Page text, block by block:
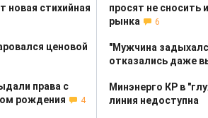
новая стихийная
ценовой
права с
рождения
4
просят не
рынка
6
"Мужчина
отказались даже
Минэнерго КР в
линия недоступна